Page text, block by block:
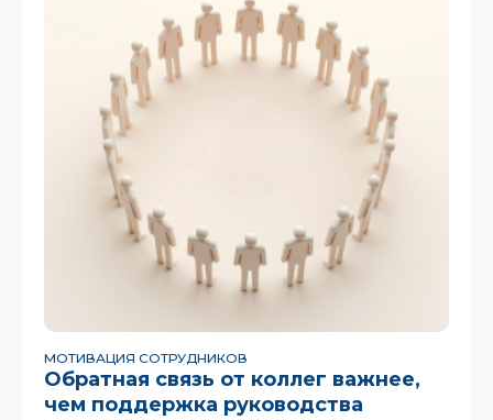
МОТИВАЦИЯ СОТРУДНИКОВ
Обратная связь от коллег важнее,
чем поддержка руководства